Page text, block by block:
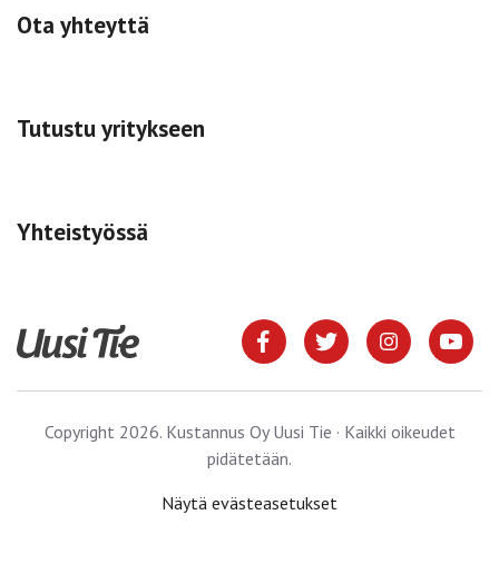
Ota yhteyttä
Tutustu yritykseen
Yhteistyössä
Copyright 2026. Kustannus Oy Uusi Tie · Kaikki oikeudet
pidätetään.
Näytä evästeasetukset